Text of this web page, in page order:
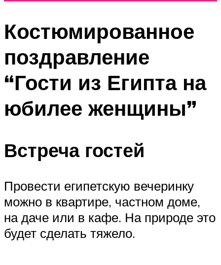
Костюмированное
поздравление
“Гости из Египта на
юбилее женщины”
Встреча гостей
Провести египетскую вечеринку
можно в квартире, частном доме,
на даче или в кафе. На природе это
будет сделать тяжело.